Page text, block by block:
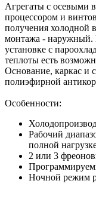
Агрегаты с осевыми
процессором и
получения
монтажа - наружный.
установке с
теплоты есть
Основание, каркас и
полиэфирной
Особенности:
Рабочий
полной
2 или 3
Ночной режим